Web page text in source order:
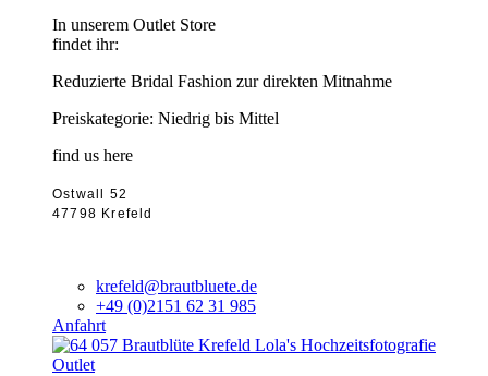
In unserem Outlet Store
findet ihr:
Reduzierte Bridal Fashion zur direkten Mitnahme
Preiskategorie: Niedrig bis Mittel
find us here
Ostwall 52
47798 Krefeld
krefeld@brautbluete.de
+49 (0)2151 62 31 985
Anfahrt
Outlet